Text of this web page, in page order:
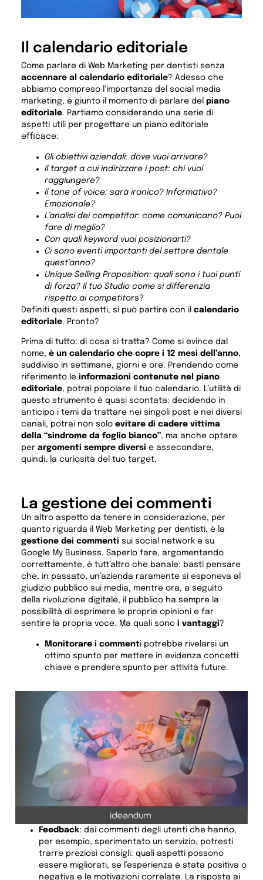
Il calendario editoriale
Come parlare di Web Marketing per dentisti senza
accennare al calendario editoriale? Adesso che
abbiamo compreso l’importanza del social media
marketing, è giunto il momento di parlare del piano
editoriale. Partiamo considerando una serie di
aspetti utili per progettare un piano editoriale
efficace:
Gli obiettivi aziendali: dove vuoi arrivare?
Il target a cui indirizzare i post: chi vuoi
raggiungere?
Il tone of voice: sarà ironico? Informativo?
Emozionale?
L’analisi dei competitor: come comunicano? Puoi
fare di meglio?
Con quali keyword vuoi posizionarti?
Ci sono eventi importanti del settore dentale
quest’anno?
Unique Selling Proposition: quali sono i tuoi punti
di forza? Il tuo Studio come si differenzia
rispetto ai competitors?
Definiti questi aspetti, si può partire con il calendario
editoriale. Pronto?
Prima di tutto: di cosa si tratta? Come si evince dal
nome, è un calendario che copre i 12 mesi dell’anno,
suddiviso in settimane, giorni e ore. Prendendo come
riferimento le informazioni contenute nel piano
editoriale, potrai popolare il tuo calendario. L’utilità di
questo strumento è quasi scontata: decidendo in
anticipo i temi da trattare nei singoli post e nei diversi
canali, potrai non solo evitare di cadere vittima
della “sindrome da foglio bianco”, ma anche optare
per argomenti sempre diversi e assecondare,
quindi, la curiosità del tuo target.
La gestione dei commenti
Un altro aspetto da tenere in considerazione, per
quanto riguarda il Web Marketing per dentisti, è la
gestione dei commenti sui social network e su
Google My Business. Saperlo fare, argomentando
correttamente, è tutt’altro che banale: basti pensare
che, in passato, un’azienda raramente si esponeva al
giudizio pubblico sui media, mentre ora, a seguito
della rivoluzione digitale, il pubblico ha sempre la
possibilità di esprimere le proprie opinioni e far
sentire la propria voce. Ma quali sono i vantaggi?
Monitorare i commenti potrebbe rivelarsi un
ottimo spunto per mettere in evidenza concetti
chiave e prendere spunto per attività future.
Feedback: dai commenti degli utenti che hanno,
per esempio, sperimentato un servizio, potresti
trarre preziosi consigli: quali aspetti possono
essere migliorati, se l’esperienza è stata positiva o
negativa e le motivazioni correlate. La risposta ai